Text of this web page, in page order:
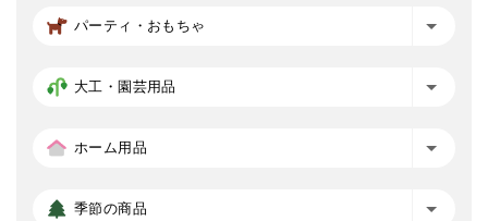
パーティ・おもちゃ
大工・園芸用品
ホーム用品
季節の商品